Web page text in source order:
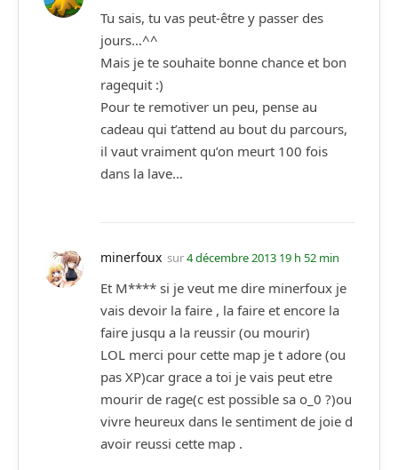
Tu sais, tu vas peut-être y passer des
jours…^^
Mais je te souhaite bonne chance et bon
ragequit :)
Pour te remotiver un peu, pense au
cadeau qui t’attend au bout du parcours,
il vaut vraiment qu’on meurt 100 fois
dans la lave…
minerfoux sur4 décembre 2013 19 h 52 min
Et M**** si je veut me dire minerfoux je
vais devoir la faire , la faire et encore la
faire jusqu a la reussir (ou mourir)
LOL merci pour cette map je t adore (ou
pas XP)car grace a toi je vais peut etre
mourir de rage(c est possible sa o_0 ?)ou
vivre heureux dans le sentiment de joie d
avoir reussi cette map .